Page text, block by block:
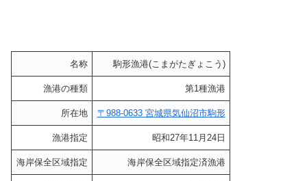
名称 駒形漁港(こまがたぎょこう)
漁港の種類 第1種漁港
所在地 〒988-0633 宮城県気仙沼市駒形
漁港指定 昭和27年11月24日
海岸保全区域指定 海岸保全区域指定済漁港